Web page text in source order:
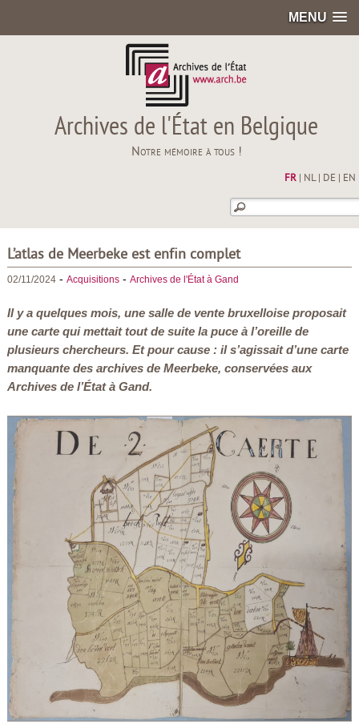
MENU
Archives de l'État en Belgique
Notre mémoire à tous !
FR| NL| DE EN
L’atlas de Meerbeke est enfin complet
02/11/2024- Acquisitions- Archives de l'État à Gand
Il y a quelques mois, une salle de vente bruxelloise proposait
une carte qui mettait tout de suite la puce à l’oreille de
plusieurs chercheurs. Et pour cause : il s’agissait d’une carte
manquante des archives de Meerbeke, conservées aux
Archives de l’État à Gand.